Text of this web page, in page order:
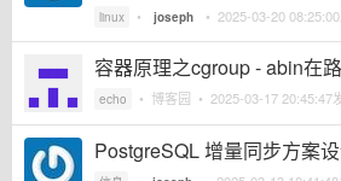
linux • joseph • 2025-03-20 08:25:00
容器原理之cgroup - abin在
echo • 博客园 • 2025-03-17 20:45:47
PostgreSQL 增量同步方案